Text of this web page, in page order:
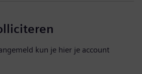
kun je hier je account